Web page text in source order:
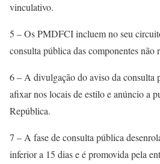
vinculativo.
5 – Os PMDFCI incluem no seu
consulta pública das componentes não
6 – A divulgação do aviso da consulta
afixar nos locais de estilo e anúncio a
República.
7 – A fase de consulta pública
inferior a 15 dias e é promovida pela